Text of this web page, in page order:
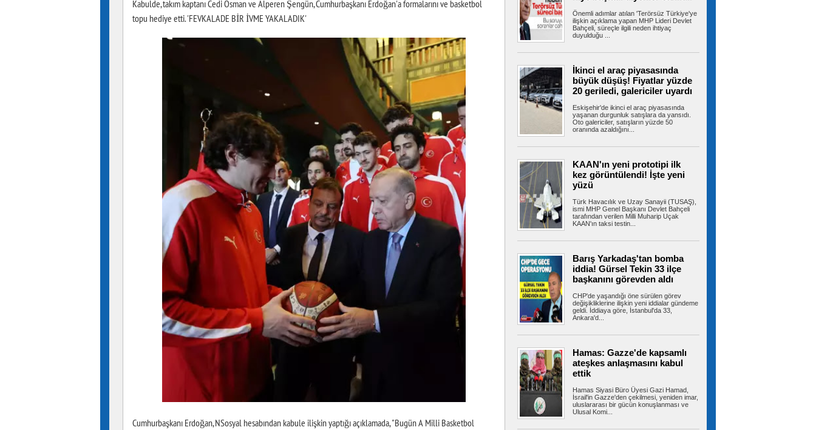
Kabulde, takım kaptanı Cedi Osman ve Alperen Şengün, Cumhurbaşkanı Erdoğan'a formalarını ve basketbol
topu hediye etti. 'FEVKALADE BİR İVME YAKALADIK'
Cumhurbaşkanı Erdoğan, NSosyal hesabından kabule ilişkin yaptığı açıklamada, "Bugün A Milli Basketbol
rağmen deplasmanda kazanmasını bildi 1-0
maçında Çekya ekibi Hradec...
Salah yaklaşık 30 bin taraftarın
önünde imzayı attı! İşte taraftarlara mesajı
Trabzonspor yeni transferi Muhammed Salah,
Avcılar Belediye Başkanı Utku
Caner Çaykara hakkında tahliye kararı verildi
Mayıs 2025’te Aziz İhsan Aktaş davası
kapsamında tutuklanan Avcılar Belediye...
Arnavutköy’de üniversite
adaylarına tercih desteği
Arnavutköy Belediyesi ile ‘Önce Öğrenci’ iş
birliğinde düzenlenen 2026...
değişim! Suat Mamur gitti, Hüseyin Aydın
İstanbul'daki ilçe milli eğitim müdürleri değişimi
Bayrampaşa'yı da etkiledi....
CHP Bayrampaşa'da yeni
dönem! İlçe Başkanlığına Mersin Balkan
Önemli adımlar atılan 'Terörsüz Türkiye'ye
ilişkin açıklama yapan MHP Lideri Devlet
Bahçeli, süreçle ilgili neden ihtiyaç
duyulduğu ...
İkinci el araç piyasasında
büyük düşüş! Fiyatlar yüzde
20 geriledi, galericiler uyardı
Eskişehir'de ikinci el araç piyasasında
yaşanan durgunluk satışlara da yansıdı.
Oto galericiler, satışların yüzde 50
oranında azaldığını...
KAAN'ın yeni prototipi ilk
kez görüntülendi! İşte yeni
yüzü
Türk Havacılık ve Uzay Sanayii (TUSAŞ),
ismi MHP Genel Başkanı Devlet Bahçeli
tarafından verilen Milli Muharip Uçak
KAAN'ın taksi testin...
Barış Yarkadaş'tan bomba
iddia! Gürsel Tekin 33 ilçe
başkanını görevden aldı
CHP'de yaşandığı öne sürülen görev
değişikliklerine ilişkin yeni iddialar gündeme
geldi. İddiaya göre, İstanbul'da 33,
Ankara'd...
Hamas: Gazze'de kapsamlı
ateşkes anlaşmasını kabul
ettik
Hamas Siyasi Büro Üyesi Gazi Hamad,
İsrail'in Gazze'den çekilmesi, yeniden imar,
uluslararası bir gücün konuşlanması ve
Ulusal Komi...